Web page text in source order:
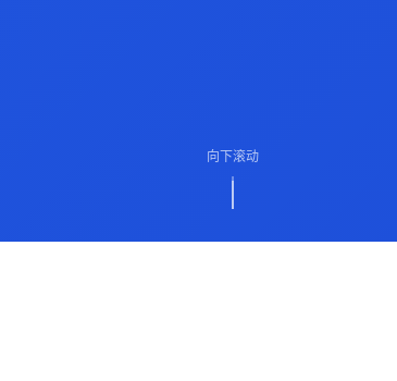
向下滚动